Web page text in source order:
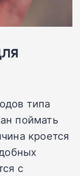
типа
поймать
кроется
с